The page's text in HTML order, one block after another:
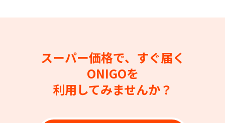
スーパー価格で、すぐ届く
ONIGOを
利用してみませんか？